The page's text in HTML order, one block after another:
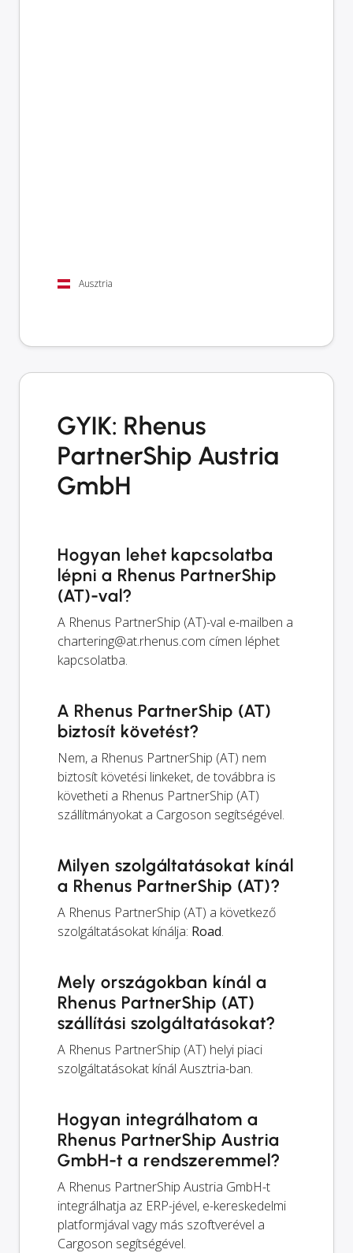
Ausztria
GYIK: Rhenus
PartnerShip Austria
GmbH
Hogyan lehet kapcsolatba
lépni a Rhenus PartnerShip
(AT)-val?
A Rhenus PartnerShip (AT)-val e-mailben a
chartering@at.rhenus.com címen léphet
kapcsolatba.
A Rhenus PartnerShip (AT)
biztosít követést?
Nem, a Rhenus PartnerShip (AT) nem
biztosít követési linkeket, de továbbra is
követheti a Rhenus PartnerShip (AT)
szállítmányokat a Cargoson segítségével.
Milyen szolgáltatásokat kínál
a Rhenus PartnerShip (AT)?
A Rhenus PartnerShip (AT) a következő
szolgáltatásokat kínálja: Road.
Mely országokban kínál a
Rhenus PartnerShip (AT)
szállítási szolgáltatásokat?
A Rhenus PartnerShip (AT) helyi piaci
szolgáltatásokat kínál Ausztria-ban.
Hogyan integrálhatom a
Rhenus PartnerShip Austria
GmbH-t a rendszeremmel?
A Rhenus PartnerShip Austria GmbH-t
integrálhatja az ERP-jével, e-kereskedelmi
platformjával vagy más szoftverével a
Cargoson segítségével.